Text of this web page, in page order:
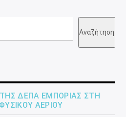
Αναζήτηση
ΔΕΠΑ ΕΜΠΟΡΊΑΣ ΣΤΗ
ΑΕΡΊΟΥ